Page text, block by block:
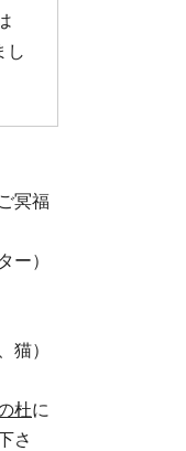
し
冥福
ー）
猫）
杜に
さ